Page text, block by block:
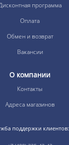
программа
Оплата
Обмен и возврат
Вакансии
О компании
Контакты
Адреса магазинов
поддержки клиентов: